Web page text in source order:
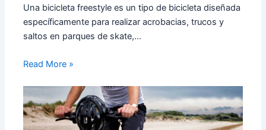
Una bicicleta freestyle es un tipo de bicicleta diseñada
específicamente para realizar acrobacias, trucos y
saltos en parques de skate,…
Read More »